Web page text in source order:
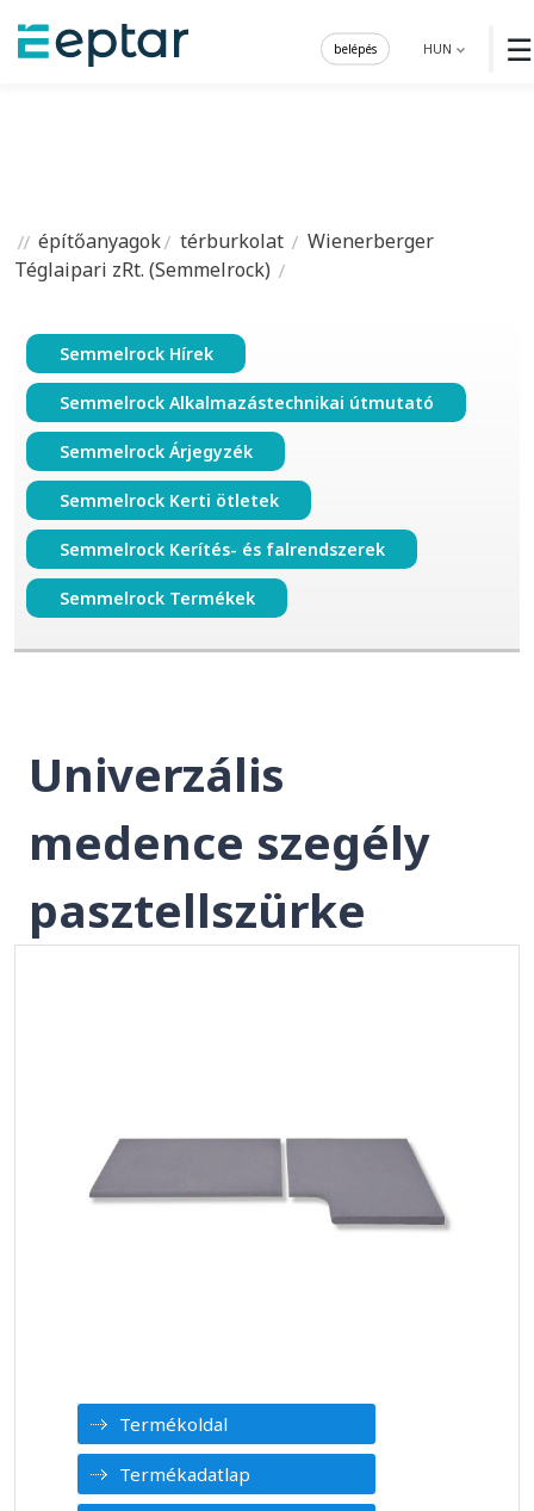
☰
HUN
belépés
építőanyagok térburkolat
Wienerberger
Téglaipari zRt. (Semmelrock)
Semmelrock Hírek
Semmelrock Alkalmazástechnikai útmutató
Semmelrock Árjegyzék
Semmelrock Kerti ötletek
Semmelrock Kerítés- és falrendszerek
Semmelrock Termékek
Univerzális
medence szegély
pasztellszürke
Termékoldal
Termékadatlap